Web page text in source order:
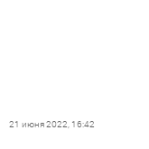
21 июня 2022, 16:42